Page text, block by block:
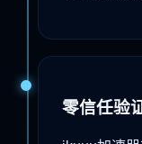
零信任验